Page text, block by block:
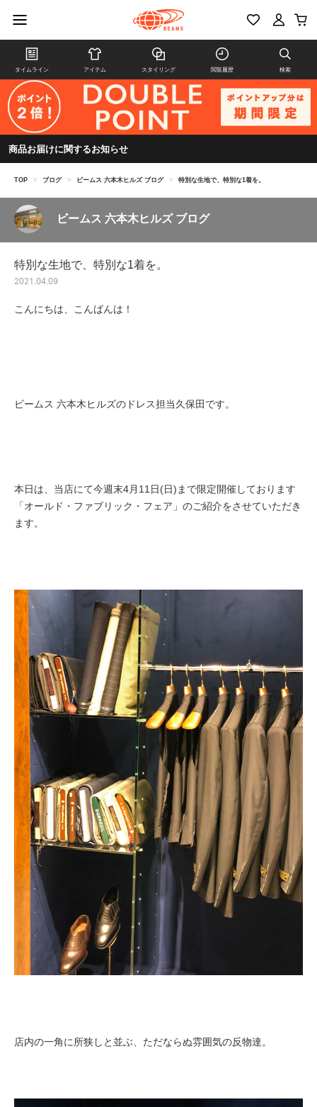
タイムライン アイテム スタイリング 閲覧履歴 検索
商品お届けに関するお知らせ
TOP > ブログ > ビームス 六本木ヒルズ ブログ > 特別な生地で、特別な1着を。
ビームス 六本木ヒルズ ブログ
特別な生地で、特別な1着を。
2021.04.09
こんにちは、こんばんは！
ビームス 六本木ヒルズのドレス担当久保田です。
本日は、当店にて今週末4月11日(日)まで限定開催しております
「オールド・ファブリック・フェア」のご紹介をさせていただき
ます。
店内の一角に所狭しと並ぶ、ただならぬ雰囲気の反物達。